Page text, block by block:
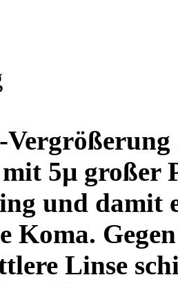
5µ großer
und damit
Koma.
Linse